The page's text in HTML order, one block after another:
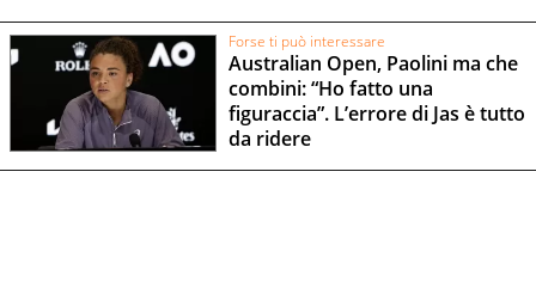
Forse ti può interessare
Australian Open, Paolini ma che
combini: “Ho fatto una
figuraccia”. L’errore di Jas è tutto
da ridere